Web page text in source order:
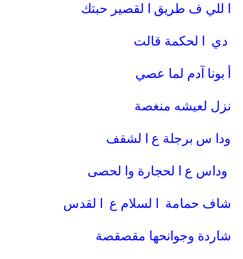
ا للي ف طريق ا لقصير حبتك
دي ا لحكمة قالت
أ بونا آدم لما عصي
نزل لعيشه منغصة
ودا س برجلة ع ا لشقف
وداس ع ا لحجارة وا لحصى
شاف حمامة ا لسلام ع ا لقدس
شاردة وجوانحها مقصقصة